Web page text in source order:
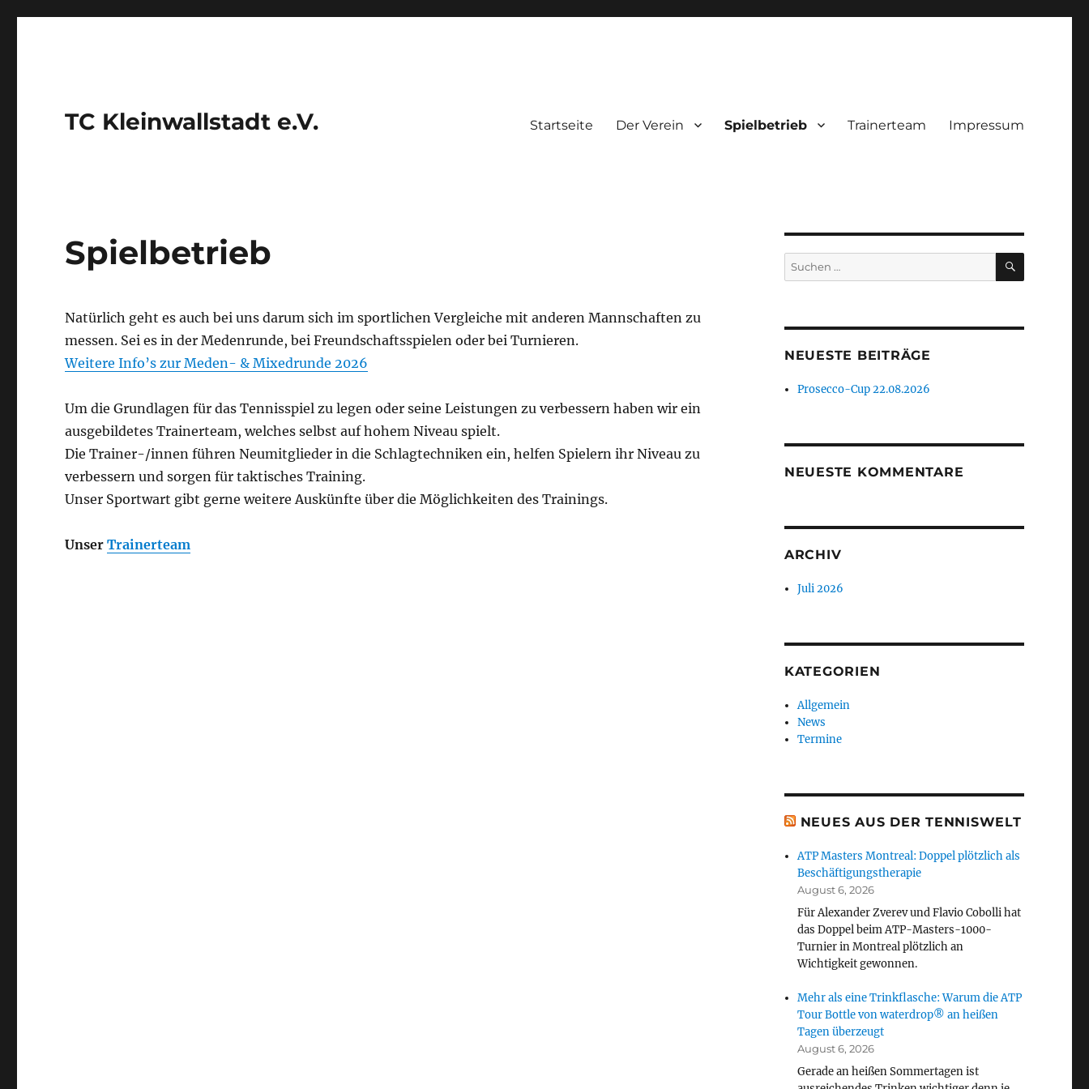
TC Kleinwallstadt e.V. Startseite Der Verein Spielbetrieb Trainerteam Impressum
Spielbetrieb
Natürlich geht es auch bei uns darum sich im sportlichen Vergleiche mit anderen Mannschaften zu
messen. Sei es in der Medenrunde, bei Freundschaftsspielen oder bei Turnieren.
Weitere Info’s zur Meden- & Mixedrunde 2026
Um die Grundlagen für das Tennisspiel zu legen oder seine Leistungen zu verbessern haben wir ein
ausgebildetes Trainerteam, welches selbst auf hohem Niveau spielt.
Die Trainer-/innen führen Neumitglieder in die Schlagtechniken ein, helfen Spielern ihr Niveau zu
verbessern und sorgen für taktisches Training.
Unser Sportwart gibt gerne weitere Auskünfte über die Möglichkeiten des Trainings.
UnserTrainerteam
Suche
nach:
SUCHEN
NEUESTE BEITRÄGE
Prosecco-Cup 22.08.2026
NEUESTE KOMMENTARE
ARCHIV
Juli 2026
KATEGORIEN
Allgemein
News
Termine
NEUES AUS DER TENNISWELT
ATP Masters Montreal: Doppel plötzlich als
Beschäftigungstherapie
August 6, 2026
Für Alexander Zverev und Flavio Cobolli hat
das Doppel beim ATP-Masters-1000-
Turnier in Montreal plötzlich an
Wichtigkeit gewonnen.
Mehr als eine Trinkflasche: Warum die ATP
Tour Bottle von waterdrop® an heißen
Tagen überzeugt
August 6, 2026
Gerade an heißen Sommertagen ist